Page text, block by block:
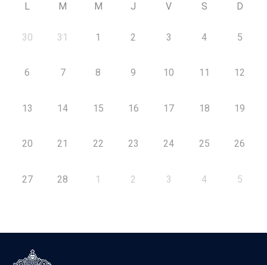
L M M J V S D
30 31 1 2 3 4 5
6 7 8 9 10 11 12
13 14 15 16 17 18 19
20 21 22 23 24 25 26
27 28 1 2 3 4 5